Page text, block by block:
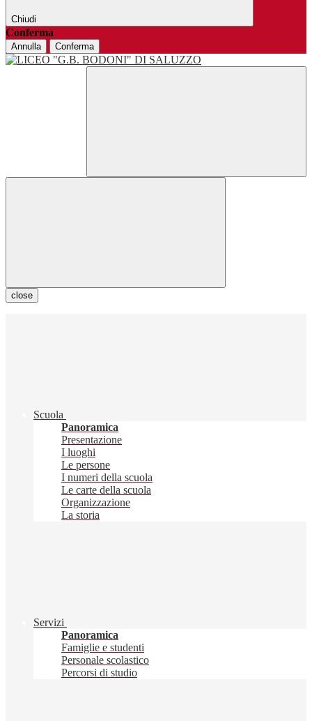
Chiudi
Conferma
Annulla Conferma
close
Scuola
Panoramica
Presentazione
I luoghi
Le persone
I numeri della scuola
Le carte della scuola
Organizzazione
La storia
Servizi
Panoramica
Famiglie e studenti
Personale scolastico
Percorsi di studio